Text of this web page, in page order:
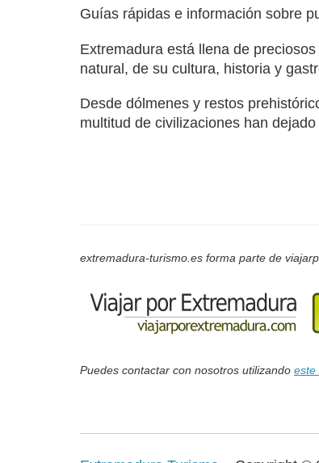
Guías rápidas e información sobre
Extremadura está llena de
natural, de su cultura, historia y
Desde dólmenes y restos
multitud de civilizaciones han
extremadura-turismo.es forma parte de
Puedes contactar con nosotros utilizando este